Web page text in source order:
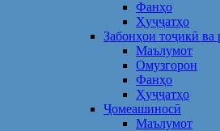
Фанҳо
Ҳуҷҷатҳо
Забонҳои тоҷикӣ ва
Маълумот
Омузгорон
Фанҳо
Ҳуҷҷатҳо
Ҷомеашиносӣ
Маълумот